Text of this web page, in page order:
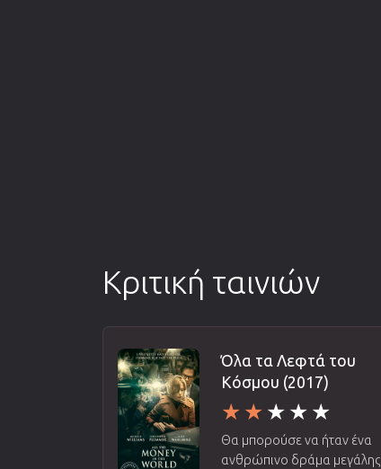
Κριτική ταινιών
Όλα τα Λεφτά του
Κόσμου (2017)
Θα μπορούσε να ήταν ένα
ανθρώπινο δράμα μεγάλης